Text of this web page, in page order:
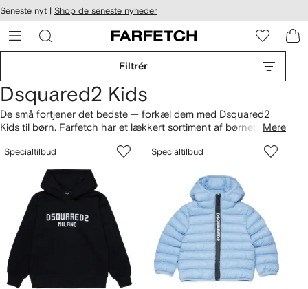
til
Seneste nyt | Shop de seneste nyheder
Filtrér
Dsquared2 Kids
De små fortjener det bedste — forkæl dem med Dsquared2
Kids til børn. Farfetch har et lækkert sortiment af børnetøj fra
cowboybukser og cool accessories hos os — tjek især
toppe
med print samt logotryk.
Mere
Specialtilbud Specialtilbud